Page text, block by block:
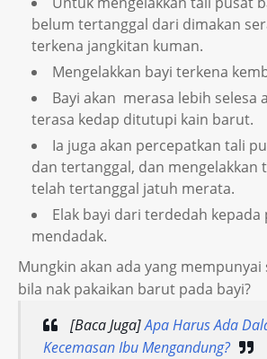
belum tertanggal dari dimakan
terkena jangkitan kuman.
Mengelakkan bayi terkena
Bayi akan merasa lebih selesa
terasa kedap ditutupi kain barut.
Ia juga akan percepatkan tali
dan tertanggal, dan mengelakkan
telah tertanggal jatuh merata.
Elak bayi dari terdedah
mendadak.
Mungkin akan ada yang mempunyai
bila nak pakaikan barut pada bayi?
[Baca Juga]Apa Harus Ada
Kecemasan Ibu Mengandung?